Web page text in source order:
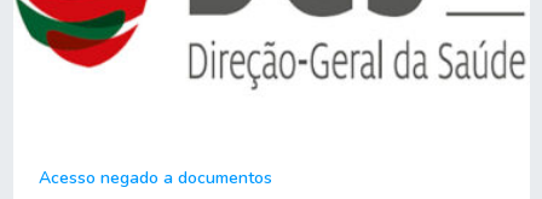
Acesso negado a documentos